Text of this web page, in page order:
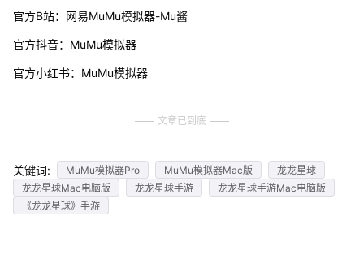
官方B站：网易MuMu模拟器-Mu酱
官方抖音：MuMu模拟器
官方小红书：MuMu模拟器
文章已到底
关键词: MuMu模拟器Pro MuMu模拟器Mac版
龙龙星球
龙龙星球Mac电脑版
龙龙星球手游
龙龙星球手游Mac电脑版
《龙龙星球》手游